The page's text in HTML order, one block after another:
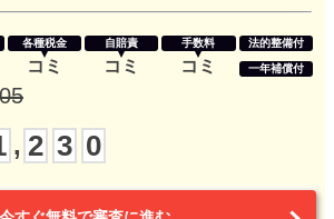
各種税金
コミ
自賠責
コミ
手数料
コミ
法的整備付
一年補償付
, 2 3 0